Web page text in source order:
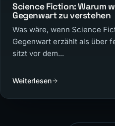
Science Fiction: Warum
Gegenwart zu verstehen
Was wäre, wenn Science
Gegenwart erzählt als über
sitzt vor dem...
Weiterlesen